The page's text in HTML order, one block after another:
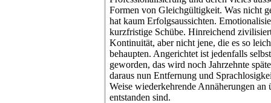
Formen von Gleichgültigkeit. Was nicht
hat kaum Erfolgsaussichten.
kurzfristige Schübe. Hinreichend
Kontinuität, aber nicht jene, die es so
behaupten. Angerichtet ist jedenfalls
geworden, das wird noch Jahrzehnte
daraus nun Entfernung und
Weise wiederkehrende Annäherungen
entstanden sind.